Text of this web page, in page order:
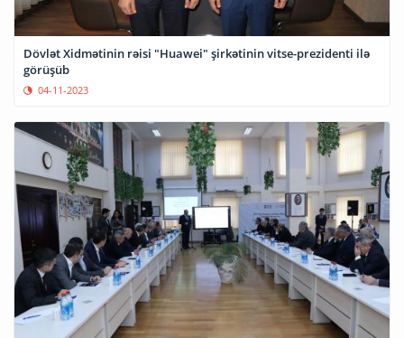
Dövlət Xidmətinin rəisi "Huawei" şirkətinin vitse-prezidenti ilə
görüşüb
04-11-2023